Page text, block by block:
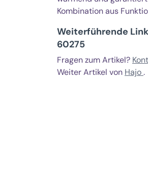
Kombination aus
Weiterführende
60275
Fragen zum Artikel?
Weiter Artikel von Hajo.